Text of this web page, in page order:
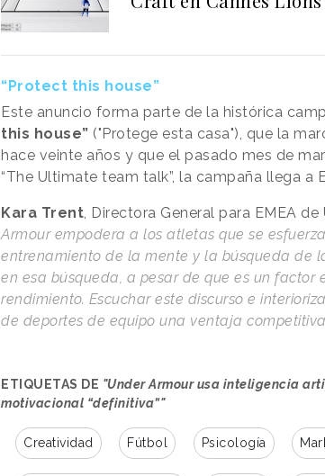
“Protect this house”
Este anuncio forma parte de la histórica
this house” ("Protege esta casa"), que la
hace veinte años y que el pasado mes de
“The Ultimate team talk”, la campaña llega a
Kara Trent , Directora General para EMEA
Armour empodera a los atletas que se
entrenamiento de la mente y la búsqueda de
en esa búsqueda, a pesar de que es un
rendimiento. Escuchar este discurso e
de deportes de equipo una ventaja
ETIQUETAS DE "Under Armour usa inteligencia
motivacional “definitiva”"
Creatividad Fútbol Psicología